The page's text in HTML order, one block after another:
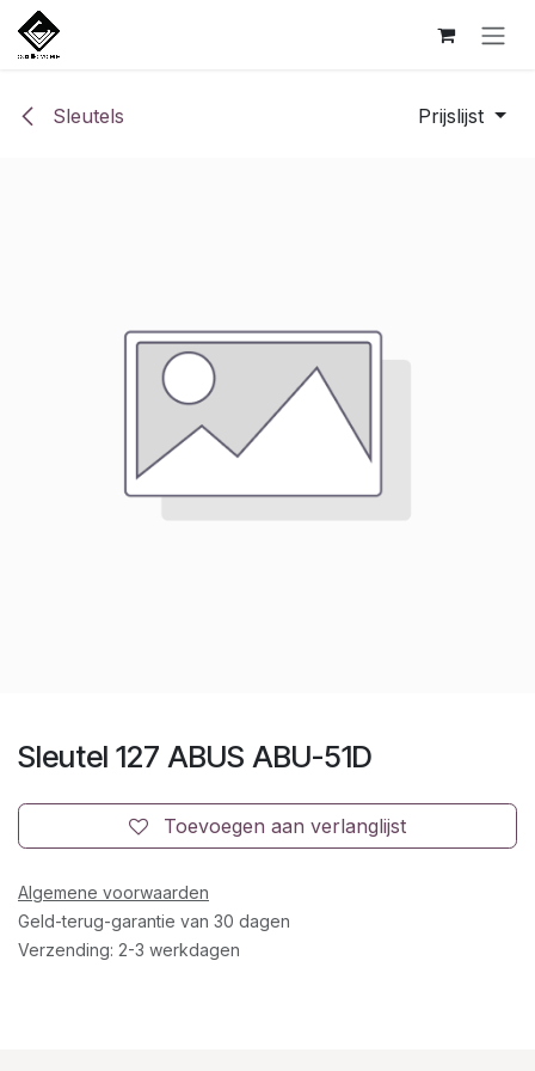
Overslaan naar inhoud
Sleutels Prijslijst
Sleutel 127 ABUS ABU-51D
Toevoegen aan verlanglijst
Algemene voorwaarden
Geld-terug-garantie van 30 dagen
Verzending: 2-3 werkdagen